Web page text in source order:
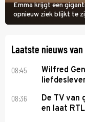
Emma krijgt een
opnieuw ziek blijkt te
Ik Dans laat ze zien
Laatste nieuws van
08:45
Wilfred
08:36
De TV van
en laat